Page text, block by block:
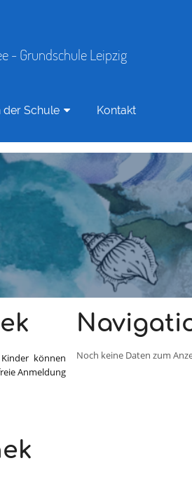
- Grundschule Leipzig
der Schule Kontakt
können
Anmeldung
Noch keine Daten zum